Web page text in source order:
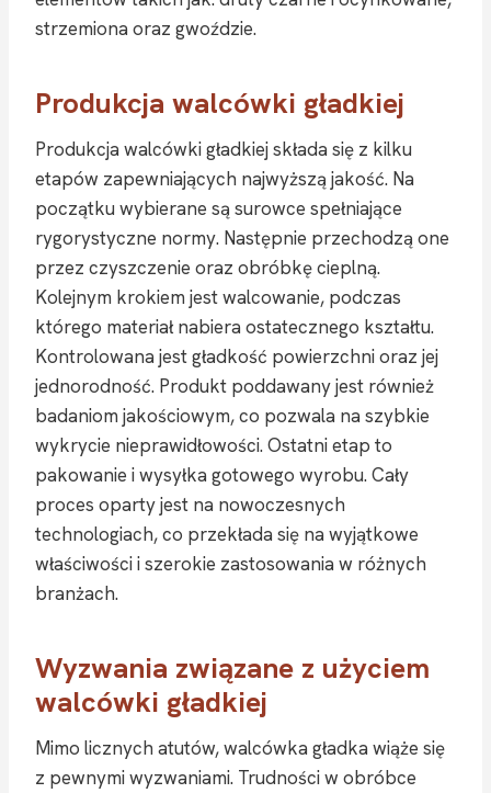
strzemiona oraz gwoździe.
Produkcja walcówki gładkiej
Produkcja walcówki gładkiej składa się z kilku
etapów zapewniających najwyższą jakość. Na
początku wybierane są surowce spełniające
rygorystyczne normy. Następnie przechodzą one
przez czyszczenie oraz obróbkę cieplną.
Kolejnym krokiem jest walcowanie, podczas
którego materiał nabiera ostatecznego kształtu.
Kontrolowana jest gładkość powierzchni oraz jej
jednorodność. Produkt poddawany jest również
badaniom jakościowym, co pozwala na szybkie
wykrycie nieprawidłowości. Ostatni etap to
pakowanie i wysyłka gotowego wyrobu. Cały
proces oparty jest na nowoczesnych
technologiach, co przekłada się na wyjątkowe
właściwości i szerokie zastosowania w różnych
branżach.
Wyzwania związane z użyciem
walcówki gładkiej
Mimo licznych atutów, walcówka gładka wiąże się
z pewnymi wyzwaniami. Trudności w obróbce